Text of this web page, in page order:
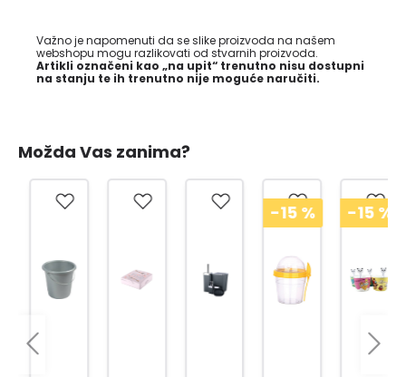
Važno je napomenuti da se slike proizvoda na našem
webshopu mogu razlikovati od stvarnih proizvoda.
Artikli označeni kao „na upit“ trenutno nisu dostupni
na stanju te ih trenutno nije moguće naručiti.
Možda Vas zanima?
-15% -15%